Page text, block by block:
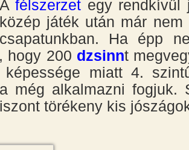
Afélszerzet egy rendkívűl
közép játék után már
csapatunkban. Ha épp
hogy 200 dzsinnt
képessége miatt 4.
még alkalmazni fogjuk.
törékeny kis